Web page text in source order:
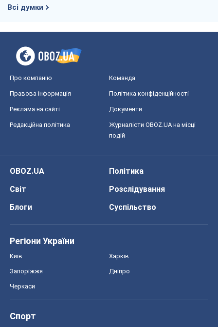
Всі думки
Про компанію Команда
Правова інформація Політика конфіденційності
Реклама на сайті Документи
Редакційна політика
Журналісти OBOZ.UA на місці
подій
OBOZ.UA
Політика
Світ
Розслідування
Блоги
Суспільство
Регіони України
Київ Харків
Запоріжжя Дніпро
Черкаси
Спорт